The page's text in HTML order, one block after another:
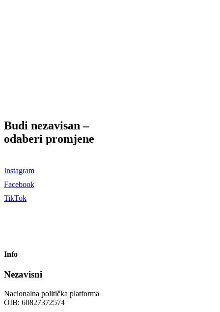
Budi nezavisan –
odaberi promjene
Instagram
Facebook
TikTok
Info
Nezavisni
Nacionalna politička platforma
OIB: 60827372574